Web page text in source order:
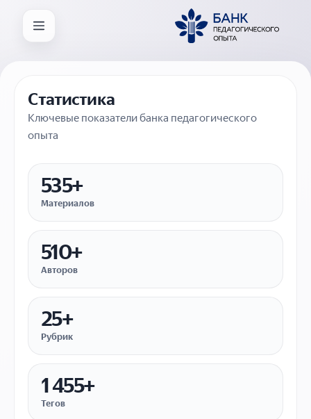
Статистика
Ключевые показатели банка педагогического
опыта
535+
Материалов
510+
Авторов
25+
Рубрик
1 455+
Тегов